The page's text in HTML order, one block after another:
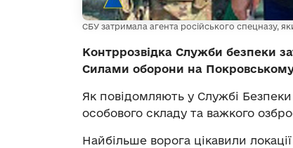
СБУ затримала агента російського спецназу,
Контррозвідка Служби безпеки
Силами оборони на
Як повідомляють у Службі Безпеки
особового складу та важкого
Найбільше ворога цікавили